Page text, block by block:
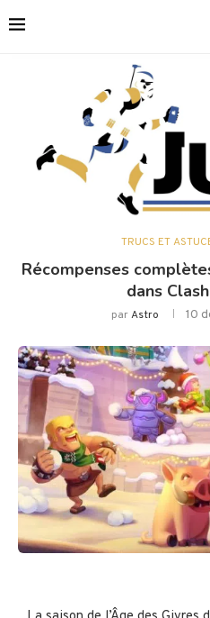
TRUCS ET
Récompenses
dans
parAstro 10